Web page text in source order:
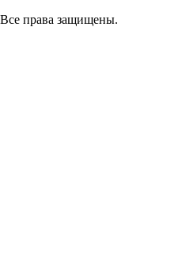
права защищены.